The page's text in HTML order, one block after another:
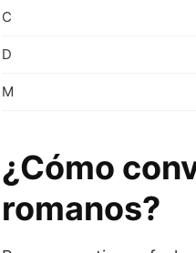
C
D
M
¿Cómo
romanos?